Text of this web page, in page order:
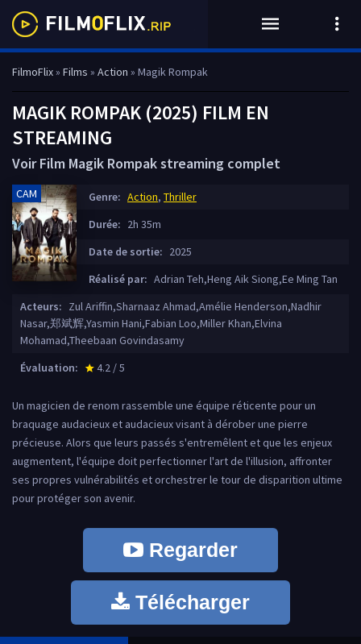
FilmoFlix» Films » Action » Magik Rompak
MAGIK ROMPAK (2025) FILM EN
STREAMING
Voir Film Magik Rompak streaming complet
CAM Genre: Action, Thriller
Durée: 2h 35m
Date de sortie: 2025
Réalisé par: Adrian Teh,Heng Aik Siong,Ee Ming Tan
Acteurs: Zul Ariffin,Sharnaaz Ahmad,Amélie Henderson,Nadhir
Nasar,郑斌辉,Yasmin Hani,Fabian Loo,Miller Khan,Elvina
Mohamad,Theebaan Govindasamy
Évaluation:
star_rate
4.2 / 5
Un magicien de renom rassemble une équipe réticente pour un
braquage audacieux et audacieux visant à dérober une pierre
précieuse. Alors que leurs passés s'entremêlent et que les enjeux
augmentent, l'équipe doit perfectionner l'art de l'illusion, affronter
ses propres vulnérabilités et orchestrer le tour de disparition ultime
pour protéger son avenir.
Regarder
Télécharger